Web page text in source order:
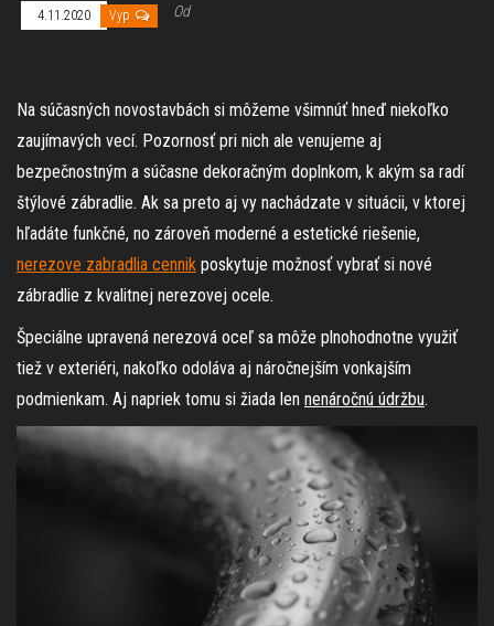
4.11.2020 Vyp Od
Na súčasných novostavbách si môžeme všimnúť hneď niekoľko
zaujímavých vecí. Pozornosť pri nich ale venujeme aj
bezpečnostným a súčasne dekoračným doplnkom, k akým sa radí
štýlové zábradlie. Ak sa preto aj vy nachádzate v situácii, v ktorej
hľadáte funkčné, no zároveň moderné a estetické riešenie,
nerezove zabradlia cennik poskytuje možnosť vybrať si nové
zábradlie z kvalitnej nerezovej ocele.
Špeciálne upravená nerezová oceľ sa môže plnohodnotne využiť
tiež v exteriéri, nakoľko odoláva aj náročnejším vonkajším
podmienkam. Aj napriek tomu si žiada len nenáročnú údržbu.